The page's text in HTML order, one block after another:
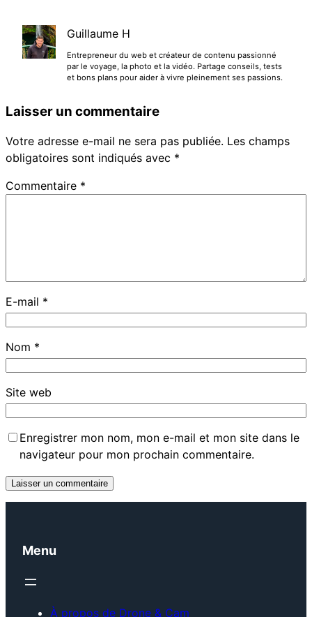
Guillaume H
Entrepreneur du web et créateur de contenu passionné
par le voyage, la photo et la vidéo. Partage conseils, tests
et bons plans pour aider à vivre pleinement ses passions.
Laisser un commentaire
Votre adresse e-mail ne sera pas publiée. Les champs
obligatoires sont indiqués avec *
Commentaire *
E-mail *
Nom *
Site web
Enregistrer mon nom, mon e-mail et mon site dans le
navigateur pour mon prochain commentaire.
Menu
À propos de Drone & Cam